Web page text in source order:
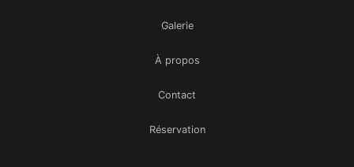
Galerie
À propos
Contact
Réservation